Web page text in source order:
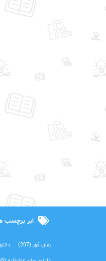
ابر برچسب
رمان فور (207)